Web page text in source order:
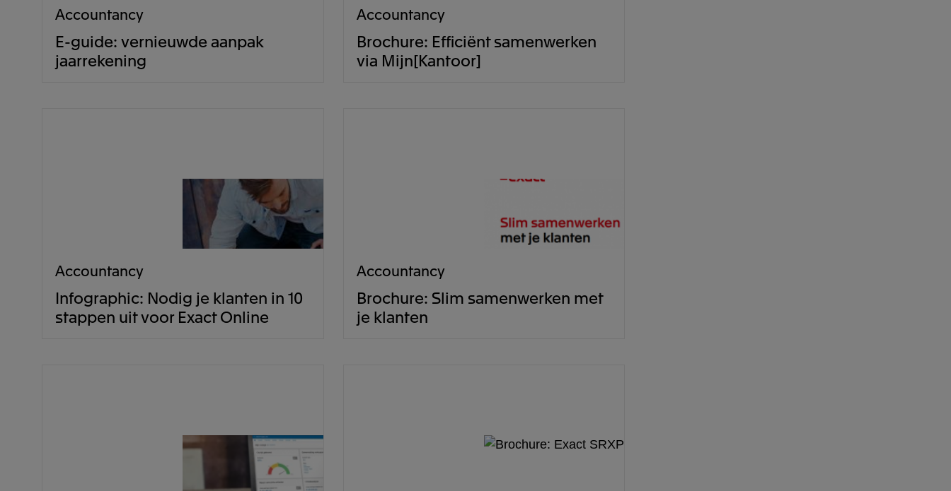
Accountancy
E-guide: vernieuwde aanpak
jaarrekening
Accountancy
Brochure: Efficiënt samenwerken
via Mijn[Kantoor]
Accountancy
Infographic: Nodig je klanten in 10
stappen uit voor Exact Online
Accountancy
Brochure: Slim samenwerken met
je klanten